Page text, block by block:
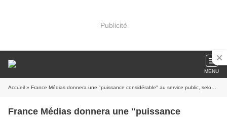
Publicité
MENU
Accueil » France Médias donnera une "puissance considérable" au service public, selon Riester
France Médias donnera une "puissance